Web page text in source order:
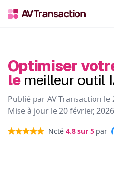
Optimiser
le meilleur outil
Publié par AV Transaction le
Mise à jour le20 février, 2026
Noté 4.8 sur 5 par